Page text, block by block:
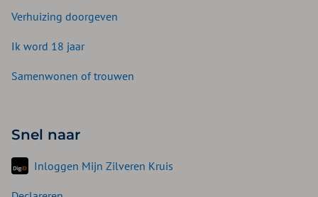
Verhuizing doorgeven
Ik word 18 jaar
Samenwonen of trouwen
Snel naar
Inloggen Mijn Zilveren Kruis